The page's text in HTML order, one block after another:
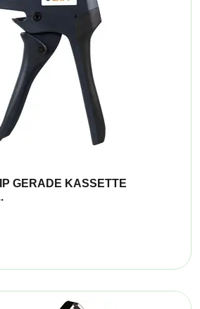
GERADE KASSETTE